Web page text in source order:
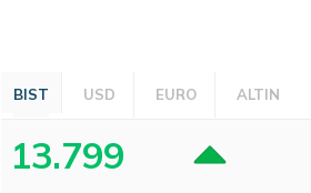
BIST USD EURO ALTIN
13.799